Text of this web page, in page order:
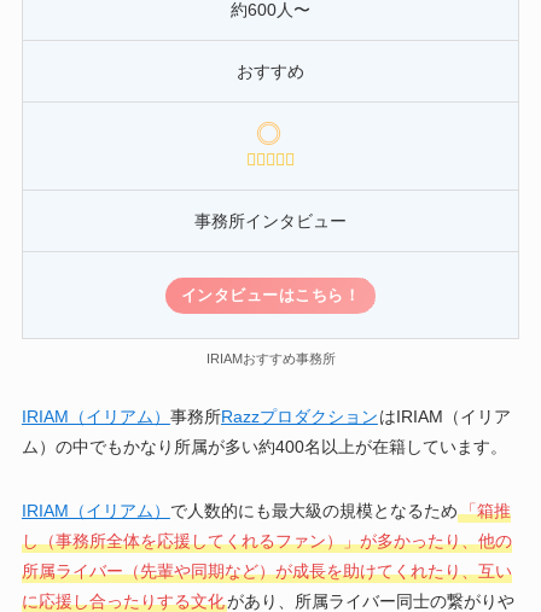
約600人〜
おすすめ
事務所インタビュー
インタビューはこちら！
IRIAMおすすめ事務所
IRIAM（イリアム） 事務所RazzプロダクションはIRIAM（イリア
ム）の中でもかなり所属が多い約400名以上が在籍しています。
IRIAM（イリアム） で人数的にも最大級の規模となるため「箱推
し（事務所全体を応援してくれるファン）」が多かったり、他の
所属ライバー（先輩や同期など）が成長を助けてくれたり、互い
に応援し合ったりする文化があり、所属ライバー同士の繋がりや